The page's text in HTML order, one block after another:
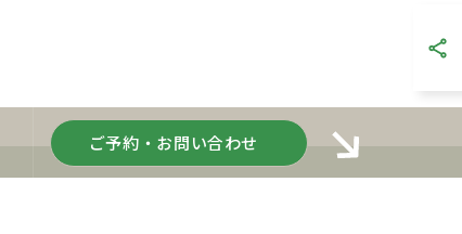
ご予約・お問い合わせ